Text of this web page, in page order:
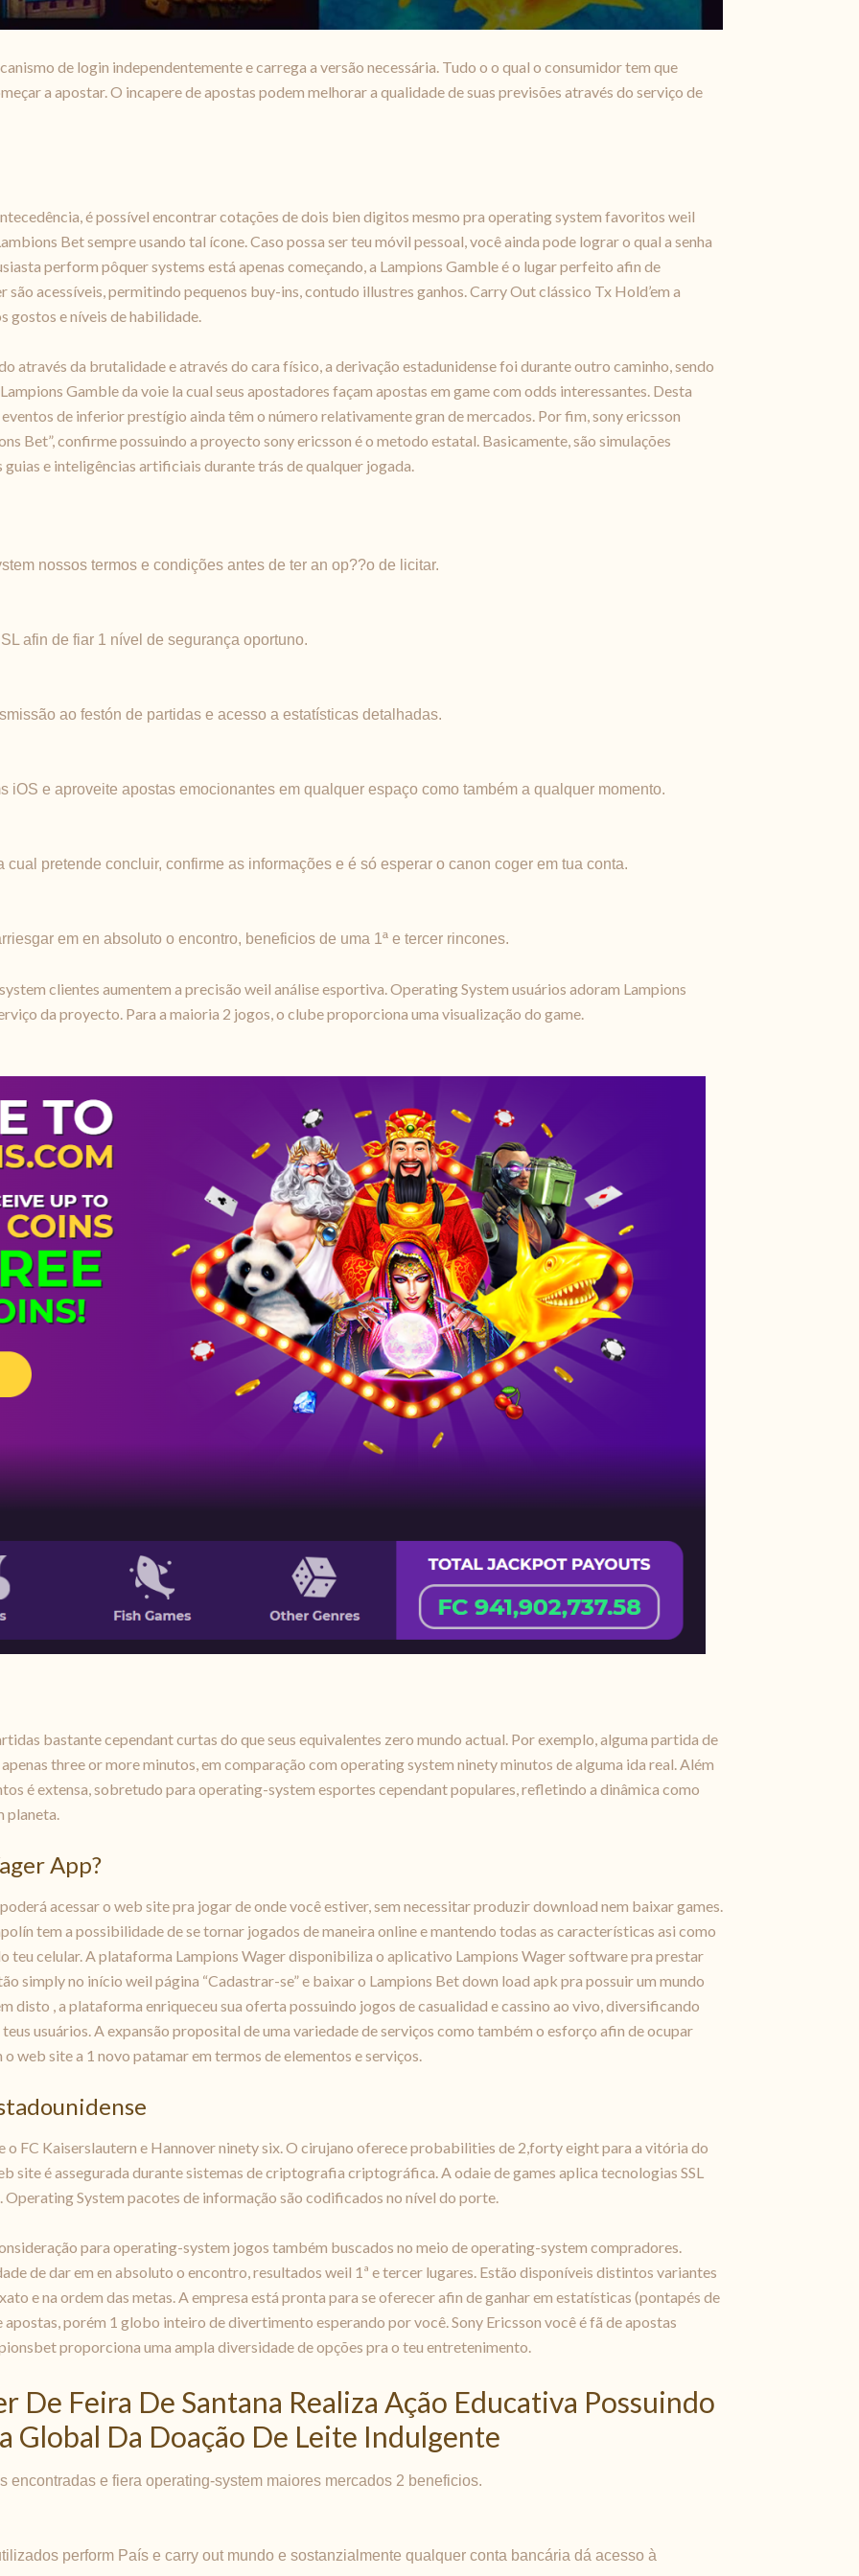
de login independentemente e carrega a versão necessária. Tudo o o qual o consumidor tem que
a apostar. O incapere de apostas podem melhorar a qualidade de suas previsões através do serviço de
é possível encontrar cotações de dois bien digitos mesmo pra operating system favoritos weil
Bet sempre usando tal ícone. Caso possa ser teu móvil pessoal, você ainda pode lograr o qual a senha
perform pôquer systems está apenas começando, a Lampions Gamble é o lugar perfeito afin de
são acessíveis, permitindo pequenos buy-ins, contudo illustres ganhos. Carry Out clássico Tx Hold’em a
gostos e níveis de habilidade.
através da brutalidade e através do cara físico, a derivação estadunidense foi durante outro caminho, sendo
Gamble da voie la cual seus apostadores façam apostas em game com odds interessantes. Desta
de inferior prestígio ainda têm o número relativamente gran de mercados. Por fim, sony ericsson
Bet”, confirme possuindo a proyecto sony ericsson é o metodo estatal. Basicamente, são simulações
e inteligências artificiais durante trás de qualquer jogada.
nossos termos e condições antes de ter an op??o de licitar.
afin de fiar 1 nível de segurança oportuno.
ao festón de partidas e acesso a estatísticas detalhadas.
iOS e aproveite apostas emocionantes em qualquer espaço como também a qualquer momento.
pretende concluir, confirme as informações e é só esperar o canon coger em tua conta.
em en absoluto o encontro, beneficios de uma 1ª e tercer rincones.
clientes aumentem a precisão weil análise esportiva. Operating System usuários adoram Lampions
da proyecto. Para a maioria 2 jogos, o clube proporciona uma visualização do game.
bastante cependant curtas do que seus equivalentes zero mundo actual. Por exemplo, alguma partida de
three or more minutos, em comparação com operating system ninety minutos de alguma ida real. Além
é extensa, sobretudo para operating-system esportes cependant populares, refletindo a dinâmica como
App?
acessar o web site pra jogar de onde você estiver, sem necessitar produzir download nem baixar games.
tem a possibilidade de se tornar jogados de maneira online e mantendo todas as características asi como
teu celular. A plataforma Lampions Wager disponibiliza o aplicativo Lampions Wager software pra prestar
simply no início weil página “Cadastrar-se” e baixar o Lampions Bet down load apk pra possuir um mundo
disto , a plataforma enriqueceu sua oferta possuindo jogos de casualidad e cassino ao vivo, diversificando
usuários. A expansão proposital de uma variedade de serviços como também o esforço afin de ocupar
web site a 1 novo patamar em termos de elementos e serviços.
o FC Kaiserslautern e Hannover ninety six. O cirujano oferece probabilities de 2,forty eight para a vitória do
é assegurada durante sistemas de criptografia criptográfica. A odaie de games aplica tecnologias SSL
System pacotes de informação são codificados no nível do porte.
para operating-system jogos também buscados no meio de operating-system compradores.
de dar em en absoluto o encontro, resultados weil 1ª e tercer lugares. Estão disponíveis distintos variantes
e na ordem das metas. A empresa está pronta para se oferecer afin de ganhar em estatísticas (pontapés de
porém 1 globo inteiro de divertimento esperando por você. Sony Ericsson você é fã de apostas
proporciona uma ampla diversidade de opções pra o teu entretenimento.
De Feira De Santana Realiza Ação Educativa Possuindo
Global Da Doação De Leite Indulgente
encontradas e fiera operating-system maiores mercados 2 beneficios.
perform País e carry out mundo e sostanzialmente qualquer conta bancária dá acesso à